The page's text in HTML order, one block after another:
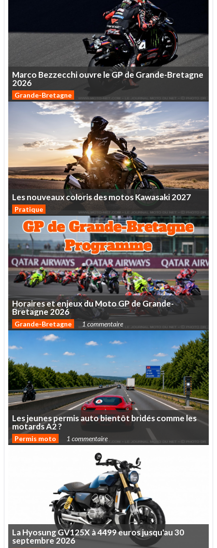
Marco Bezzecchiouvre leGPde Grande-Bretagne
2026
Grande-Bretagne
LesnouveauxcolorisdesmotosKawasaki2027
Pratique
HorairesetenjeuxduMotoGPdeGrande-
Bretagne 2026
Grande-Bretagne 1 commentaire
Lesjeunespermisautobientôt bridéscommeles
motardsA2?
Permis moto 1 commentaire
LaHyosungGV125X à4499eurosjusqu'au30
septembre 2026